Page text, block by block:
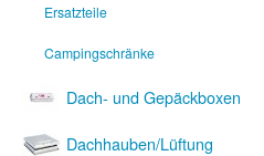
Ersatzteile
Campingschränke
Dach- und Gepäckboxen
Dachhauben/Lüftung